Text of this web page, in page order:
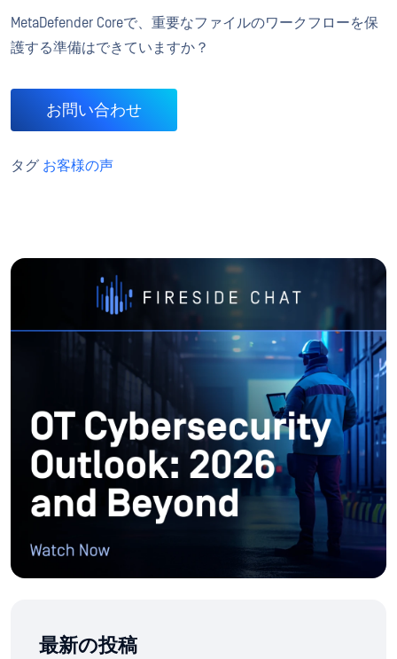
MetaDefender Coreで、重要なファイルのワークフローを保
護する準備はできていますか？
お問い合わせ
タグ お客様の声
最新の投稿